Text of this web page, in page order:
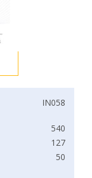
IN058
540
127
50